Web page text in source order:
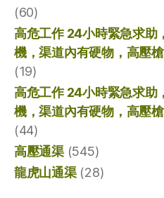
(60)
高危工作 24小時緊急求助
機，渠道內有硬物，高壓
(19)
高危工作 24小時緊急求助
機，渠道內有硬物，高壓
(44)
高壓通渠(545)
龍虎山通渠(28)